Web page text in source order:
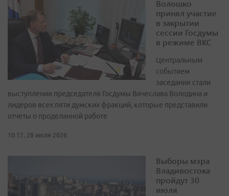
Волошко
принял участие
в закрытии
сессии Госдумы
в режиме ВКС
Центральным
событием
заседания стали
выступления председателя Госдумы Вячеслава Володина и
лидеров всех пяти думских фракций, которые представили
отчеты о проделанной работе
10:17, 28 июля 2026
Выборы мэра
Владивостока
пройдут 30
июля